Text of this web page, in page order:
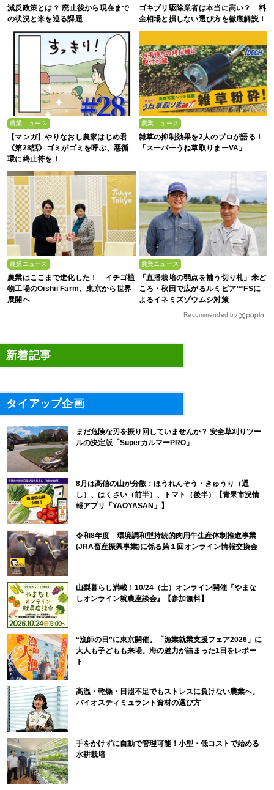
減反政策とは？ 廃止後から現在まで
の状況と米を巡る課題
ゴキブリ駆除業者は本当に高い？ 料
金相場と損しない選び方を徹底解説！
農業ニュース
【マンガ】やりなおし農家はじめ君
《第28話》ゴミがゴミを呼ぶ、悪循
環に終止符を！
農業ニュース
雑草の抑制効果を2人のプロが語る！
「スーパーうね草取りまーVA」
農業ニュース
農業はここまで進化した！ イチゴ植
物工場のOishii Farm、東京から世界
展開へ
農業ニュース
「直播栽培の弱点を補う切り札」米ど
ころ・秋田で広がるルミビア™FSに
よるイネミズゾウムシ対策
Recommended by
新着記事
タイアップ企画
まだ危険な刃を振り回していませんか？ 安全草刈りツー
ルの決定版「SuperカルマーPRO」
8月は高値の山が分散：ほうれんそう・きゅうり（通
し）、はくさい（前半）、トマト（後半）【青果市況情
報アプリ「YAOYASAN」】
令和8年度 環境調和型持続的肉用牛生産体制推進事業
(JRA畜産振興事業)に係る第１回オンライン情報交換会
山梨暮らし満載！10/24（土）オンライン開催『やまな
しオンライン就農座談会』【参加無料】
“漁師の日”に東京開催。「漁業就業支援フェア2026」に
大人も子どもも来場。海の魅力が詰まった1日をレポー
ト
高温・乾燥・日照不足でもストレスに負けない農業へ。
バイオスティミュラント資材の選び方
手をかけずに自動で管理可能！小型・低コストで始める
水耕栽培